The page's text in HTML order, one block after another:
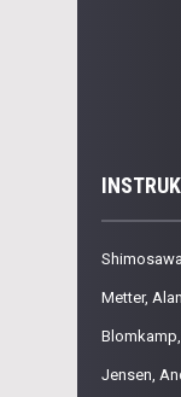
Metter, Alan
Jensen,